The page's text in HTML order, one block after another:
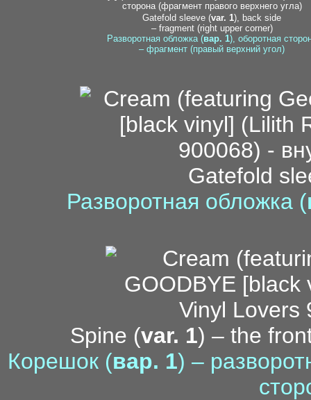
Gatefold sleeve (var. 1), back side
– fragment (right upper corner)
Разворотная обложка (вар. 1), оборотная
– фрагмент (правый верхний угол)
Gatefold
Разворотная обложка (
Spine (var. 1) – the
Корешок (вар. 1) –